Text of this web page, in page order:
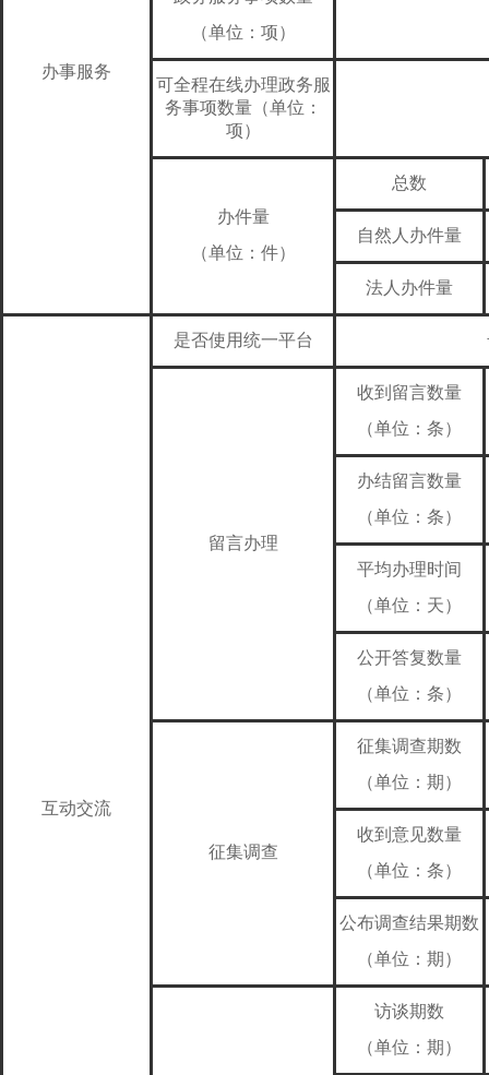
办事服务
（单位：项）
可全程在线办理政务服
务事项数量（单位：
项）
办件量
（单位：件）
总数
自然人办件量
法人办件量
互动交流
是否使用统一平台
留言办理
收到留言数量
（单位：条）
办结留言数量
（单位：条）
平均办理时间
（单位：天）
公开答复数量
（单位：条）
征集调查
征集调查期数
（单位：期）
收到意见数量
（单位：条）
公布调查结果期数
（单位：期）
访谈期数
（单位：期）